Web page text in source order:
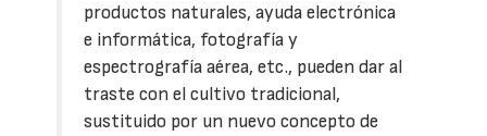
productos naturales, ayuda electrónica
e informática, fotografía y
espectrografía aérea, etc., pueden dar al
traste con el cultivo tradicional,
sustituido por un nuevo concepto de